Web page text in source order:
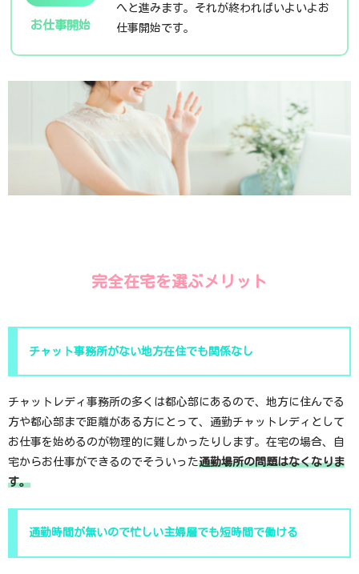
お仕事開始
へと進みます。それが終わればいよいよお
仕事開始です。
完全在宅を選ぶメリット
チャット事務所がない地方在住でも関係なし
チャットレディ事務所の多くは都心部にあるので、地方に住んでる
方や都心部まで距離がある方にとって、通勤チャットレディとして
お仕事を始めるのが物理的に難しかったりします。在宅の場合、自
宅からお仕事ができるのでそういった通勤場所の問題はなくなりま
す。
通勤時間が無いので忙しい主婦層でも短時間で働ける